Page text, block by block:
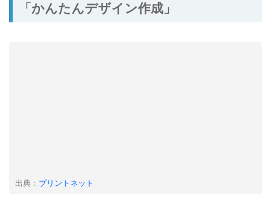
「かんたんデザイン作成」
出典： プリントネット